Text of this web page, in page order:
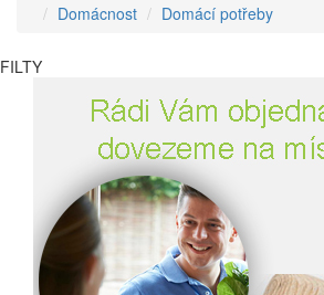
Domácnost Domácí potřeby
FILTY